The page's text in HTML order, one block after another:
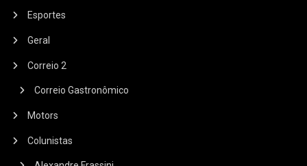
Esportes
Geral
Correio 2
Correio Gastronômico
Motors
Colunistas